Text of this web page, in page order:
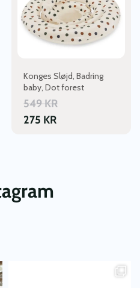
Konges Sløjd, Badring
baby, Dot forest
549KR
275 KR